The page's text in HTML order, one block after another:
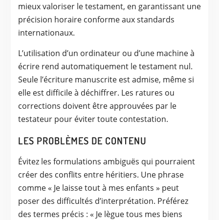
mieux valoriser le testament, en garantissant une
précision horaire conforme aux standards
internationaux.
L’utilisation d’un ordinateur ou d’une machine à
écrire rend automatiquement le testament nul.
Seule l’écriture manuscrite est admise, même si
elle est difficile à déchiffrer. Les ratures ou
corrections doivent être approuvées par le
testateur pour éviter toute contestation.
LES PROBLÈMES DE CONTENU
Évitez les formulations ambiguës qui pourraient
créer des conflits entre héritiers. Une phrase
comme « Je laisse tout à mes enfants » peut
poser des difficultés d’interprétation. Préférez
des termes précis : « Je lègue tous mes biens